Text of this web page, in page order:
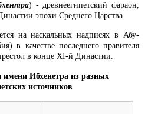
) - древнеегипетский фараон,
эпохи Среднего Царства.
на наскальных надписях в Абу-
в качестве последнего правителя
в конце XI-й Династии.
Ибхенетра из разных
источников